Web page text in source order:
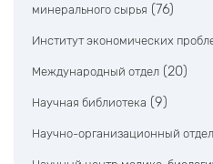
минерального сырья (76)
Институт экономических
Международный отдел (20)
Научная библиотека (9)
Научно-организационный отдел